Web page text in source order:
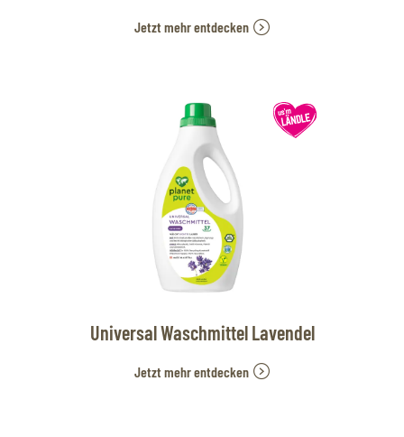
Jetzt mehr entdecken
Universal Waschmittel Lavendel
Jetzt mehr entdecken